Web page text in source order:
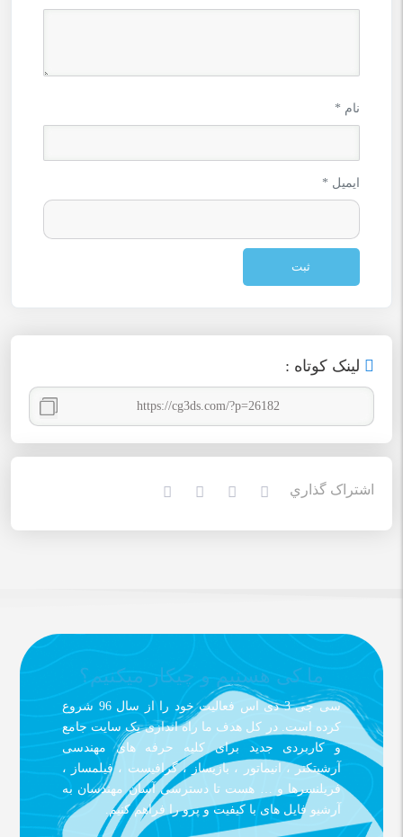
نام *
ایمیل *
لينک کوتاه :
اشتراک گذاري
ما کی هستیم و چیکار میکنیم؟
سی جی 3 دی اس فعالیت خود را از سال 96 شروع
کرده است. در کل هدف ما راه اندازی یک سایت جامع
و کاربردی جدید برای کلیه حرفه های مهندسی
آرشیتکتر ، انیماتور ، بازیساز ، گرافیست ، فیلمساز ،
فریلنسرها و … هست تا دسترسی آسان مهندسان به
آرشیو فایل های با کیفیت و پرو را فراهم کنیم.